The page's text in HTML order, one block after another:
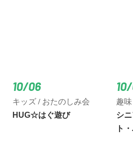
10/06
キッズ / おたのしみ会
HUG☆はぐ遊び
趣
シ
ト